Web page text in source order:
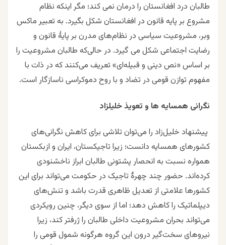
طالبان درد افغانستان را درمان نمی کند؛ مگر اینکه نظام
مشروع بر پایه قانون در افغانستان شکل بگیرد. به تعبیر ماکس
وبر، مشروعیت سیاسی در نظام‌های مدرن بر پایهٔ قانون و
رضایت اجتماعی شکل می گیرد. در حالی‌که طالبان مشروعیت را
بر اساس «نص دینی و قبیله‌ای» تعریف می‌کنند که در ذات با
مفهوم توازن قومی در تضاد و با روح دموکراسی ناسازگار است.
نگرانی همسایه ها و تعویذ خلیلزاد
پیشنهاد خلیل‌زاد را می‌توان تلاشی برای کاهش نگرانی‌های
کشورهای همسایه دانست؛ زیرا تاجیکستان، ایران و ازبکستان
همواره نسبت به انحصار پشتونی طالبان ابراز ناخشنودی
کرده‌اند. حضور چند چهرهٔ تاجیک در حکومت می‌تواند برای این
کشورها علامتی از تعدیل ظاهری قدرت باشد و تنش‌های
دیپلماتیک را کاهش دهد؛ اما از سوی دیگر، چنین رویکردی
می‌تواند بحران مشروعیت داخلی طالبان را ژرفتر کند، زیرا
نیروهای سخت‌گیر درون این گروه هرگونه شمول قومی را